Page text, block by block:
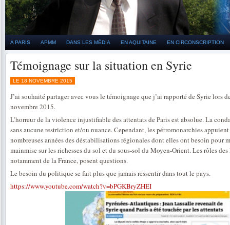
A PARIS APMM DANS LES MÉDIA EN AQUITAINE EN CIRCONSCRIPTION
Témoignage sur la situation en Syrie
LE 18 NOVEMBRE 2015
J’ai souhaité partager avec vous le témoignage que j’ai rapporté de Syrie lors
novembre 2015.
L’horreur de la violence injustifiable des attentats de Paris est absolue. La
sans aucune restriction et/ou nuance. Cependant, les pétromonarchies
nombreuses années des déstabilisations régionales dont elles ont besoin pour
mainmise sur les richesses du sol et du sous-sol du Moyen-Orient. Les rôles
notamment de la France, posent questions.
Le besoin du politique se fait plus que jamais ressentir dans tout le pays.
https://www.youtube.com/watch?v=bPGKBryZHEI